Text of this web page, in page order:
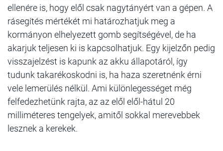
ellenére is, hogy elől csak nagytányért van a gépen. A
rásegítés mértékét mi határozhatjuk meg a
kormányon elhelyezett gomb segítségével, de ha
akarjuk teljesen ki is kapcsolhatjuk. Egy kijelzőn pedig
visszajelzést is kapunk az akku állapotáról, így
tudunk takarékoskodni is, ha haza szeretnénk érni
vele lemerülés nélkül. Ami különlegességet még
felfedezhetünk rajta, az az elől elől-hátul 20
milliméteres tengelyek, amitől sokkal merevebbek
lesznek a kerekek.